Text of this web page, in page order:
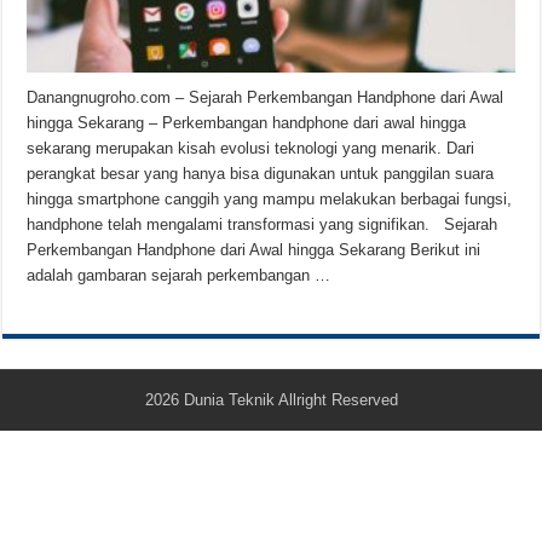
Teknologi Bikin Bisnis Makanan Kamu Makin Cuan! Begini Cara Buka
Danangnugroho.com – Sejarah Perkembangan Handphone dari Awal
hingga Sekarang – Perkembangan handphone dari awal hingga
sekarang merupakan kisah evolusi teknologi yang menarik. Dari
perangkat besar yang hanya bisa digunakan untuk panggilan suara
hingga smartphone canggih yang mampu melakukan berbagai fungsi,
handphone telah mengalami transformasi yang signifikan. Sejarah
Perkembangan Handphone dari Awal hingga Sekarang Berikut ini
adalah gambaran sejarah perkembangan …
2026 Dunia Teknik Allright Reserved